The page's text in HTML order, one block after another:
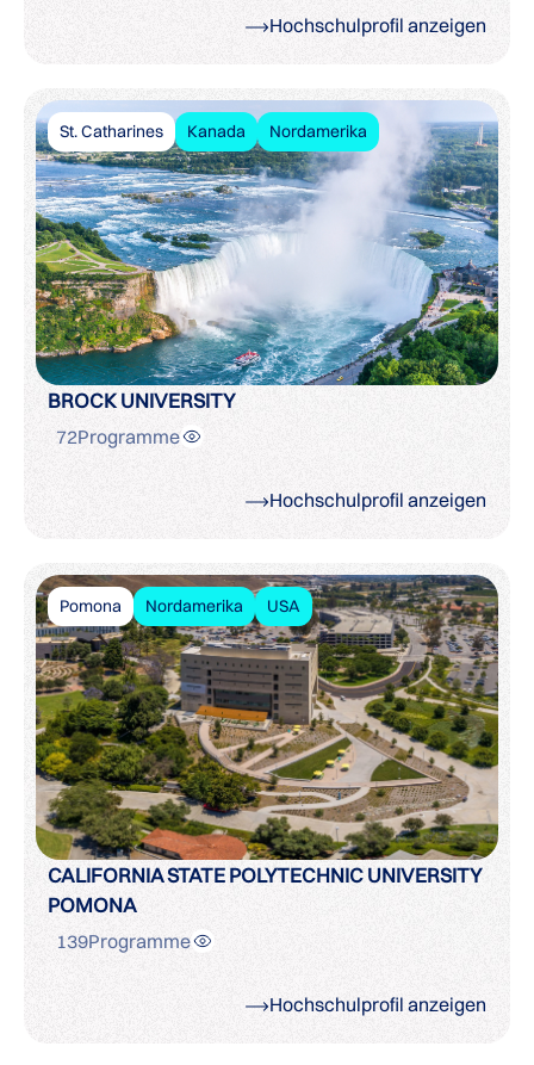
Hochschulprofil anzeigen
St. Catharines Kanada Nordamerika
BROCK UNIVERSITY
72Programme
Hochschulprofil anzeigen
Pomona Nordamerika USA
CALIFORNIA STATE POLYTECHNIC UNIVERSITY
POMONA
139Programme
Hochschulprofil anzeigen